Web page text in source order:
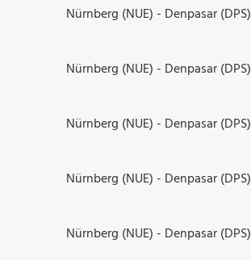
Nürnberg (NUE) - Denpasar (DPS)
Nürnberg (NUE) - Denpasar (DPS)
Nürnberg (NUE) - Denpasar (DPS)
Nürnberg (NUE) - Denpasar (DPS)
Nürnberg (NUE) - Denpasar (DPS)